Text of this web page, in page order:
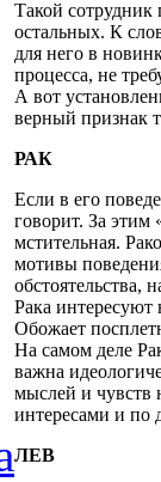
Такой сотрудник
остальных. К
для него в
процесса, не
А вот
верный признак
РАК
Если в его
говорит. За этим
мстительная.
мотивы
обстоятельства,
Рака интересуют
Обожает
На самом деле
важна
мыслей и чувств
интересами и по
ЛЕВ